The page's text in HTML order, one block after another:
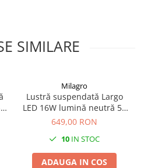
SIMILARE
Milagro
Lustră suspendată Largo
LED 16W lumină neutră 50
cm auriu
649,00 RON
10 IN STOC
ADAUGA IN COS